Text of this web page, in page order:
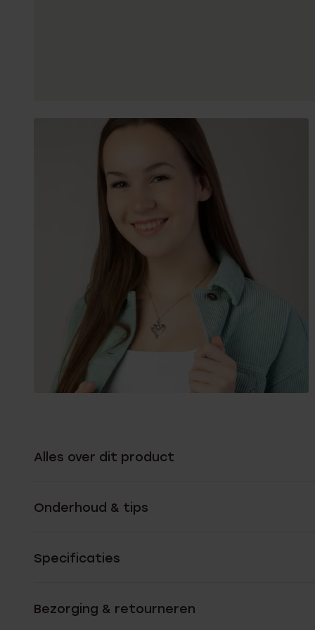
Alles over dit product
Onderhoud & tips
Specificaties
Bezorging & retourneren